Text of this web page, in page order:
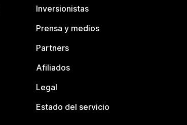
Inversionistas
Prensa y medios
Partners
Afiliados
Legal
Estado del servicio